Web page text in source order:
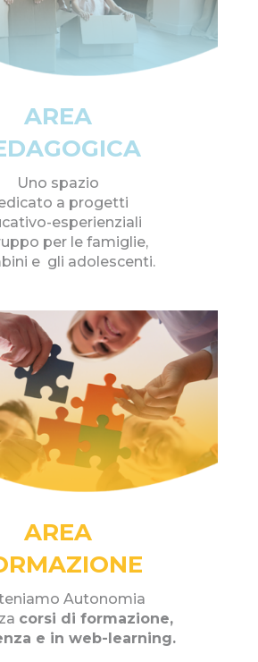
AREA
Uno spazio
a progetti
esperienziali
per le famiglie,
e gli adolescenti.
AREA
Autonomia
corsi di formazione,
e in web-learning.